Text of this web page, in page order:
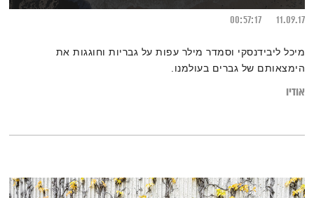
11.09.17
00:57:17
מיכל ליבידנסקי וסמדר מילר עפות על גבריות וחוגגות את
הימצאותם של גברים בעולמנו.
אודיו